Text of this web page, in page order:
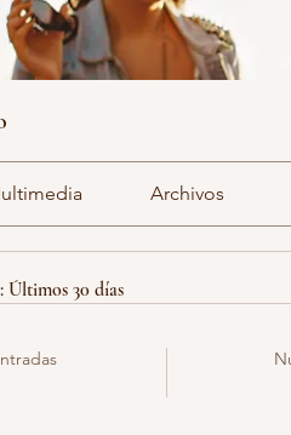
Archivos
Últimos 30 días